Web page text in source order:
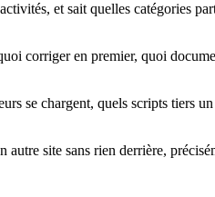
et sait quelles catégories
corriger en premier, quoi
se chargent, quels scripts tiers
site sans rien derrière,